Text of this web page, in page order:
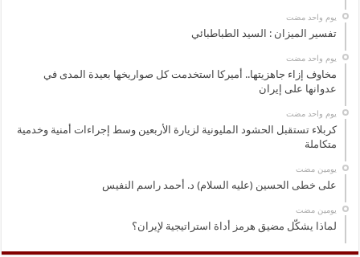
‏يوم واحد مضت
تفسير الميزان : السيد الطباطبائي
‏يوم واحد مضت
مخاوف إزاء جاهزيتها.. أميركا استخدمت كل صواريخها بعيدة المدى في
عدوانها على إيران
‏يوم واحد مضت
كربلاء تستقبل الحشود المليونية لزيارة الأربعين وسط إجراءات أمنية وخدمية
متكاملة
‏يومين مضت
على خطى الحسين (عليه السلام) د. أحمد راسم النفيس
‏يومين مضت
لماذا يشكّل مضيق هرمز أداة استراتيجية لإيران؟